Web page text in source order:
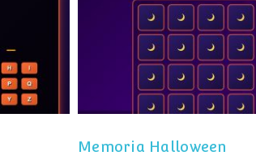
Memoria Halloween
Memoria Halloween